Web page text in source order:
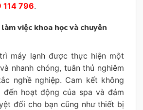
114 796.
việc khoa học và chuyên
máy lạnh được thực hiện một
nhanh chóng, tuân thủ nghiêm
nghề nghiệp. Cam kết không
đến hoạt động của spa và đảm
đối cho bạn cũng như thiết bị